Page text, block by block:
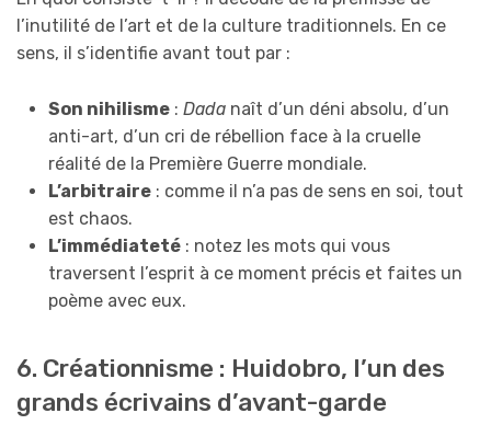
l’inutilité de l’art et de la culture traditionnels. En ce
sens, il s’identifie avant tout par :
Son nihilisme: Dadanaît d’un déni absolu, d’un
anti-art, d’un cri de rébellion face à la cruelle
réalité de la Première Guerre mondiale.
L’arbitraire: comme il n’a pas de sens en soi, tout
est chaos.
L’immédiateté: notez les mots qui vous
traversent l’esprit à ce moment précis et faites un
poème avec eux.
6. Créationnisme : Huidobro, l’un des
grands écrivains d’avant-garde